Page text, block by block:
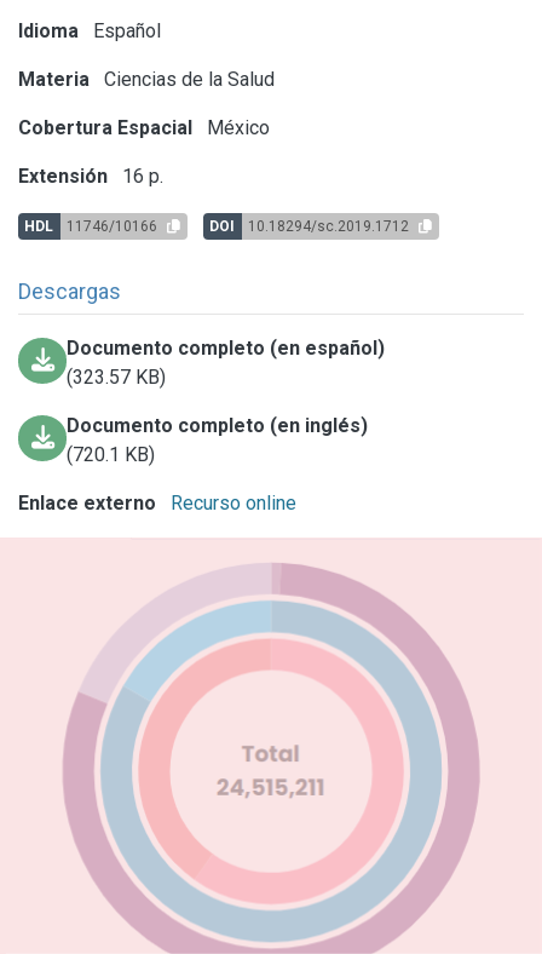
Idioma Español
Materia Ciencias de la Salud
Cobertura Espacial México
Extensión 16 p.
HDL 11746/10166 DOI 10.18294/sc.2019.1712
Descargas
Documento completo (en español)
(323.57 KB)
Documento completo (en inglés)
(720.1 KB)
Enlace externo Recurso online